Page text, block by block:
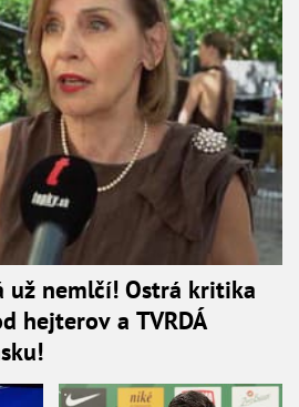
už nemlčí! Ostrá kritika
hejterov a TVRDÁ